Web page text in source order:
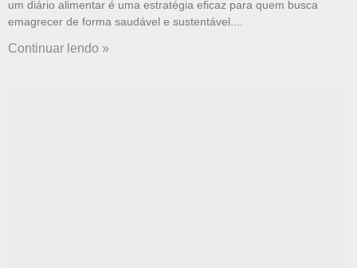
um diário alimentar é uma estratégia eficaz para quem busca
emagrecer de forma saudável e sustentável.
Continuar lendo »